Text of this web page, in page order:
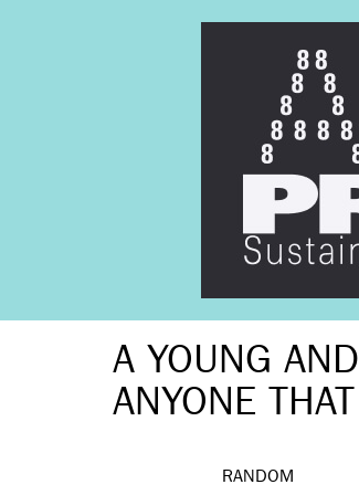
A YOUNG AND
ANYONE THAT
RANDOM